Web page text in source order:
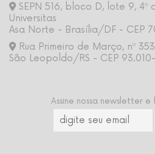
SEPN 516, bloco D, lote 9, 4º
Universitas
Asa Norte - Brasília/DF - CEP
Rua Primeiro de Março, nº
São Leopoldo/RS - CEP
Assine nossa newsletter